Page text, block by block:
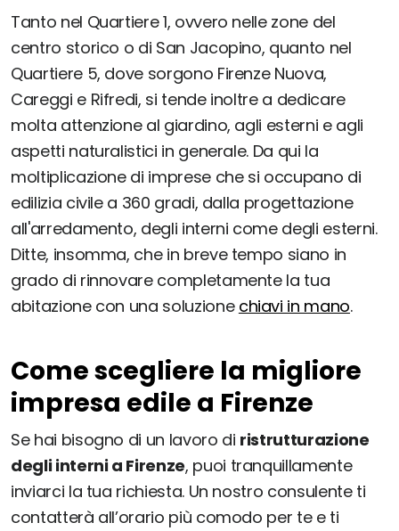
Tanto nel Quartiere 1, ovvero nelle zone del
centro storico o di San Jacopino, quanto nel
Quartiere 5, dove sorgono Firenze Nuova,
Careggi e Rifredi, si tende inoltre a dedicare
molta attenzione al giardino, agli esterni e agli
aspetti naturalistici in generale. Da qui la
moltiplicazione di imprese che si occupano di
edilizia civile a 360 gradi, dalla progettazione
all'arredamento, degli interni come degli esterni.
Ditte, insomma, che in breve tempo siano in
grado di rinnovare completamente la tua
abitazione con una soluzione chiavi in mano.
Come scegliere la migliore
impresa edile a Firenze
Se hai bisogno di un lavoro di ristrutturazione
degli interni a Firenze, puoi tranquillamente
inviarci la tua richiesta. Un nostro consulente ti
contatterà all’orario più comodo per te e ti